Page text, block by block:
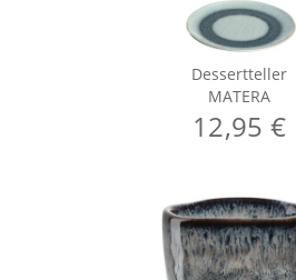
Dessertteller
MATERA
12,95 €